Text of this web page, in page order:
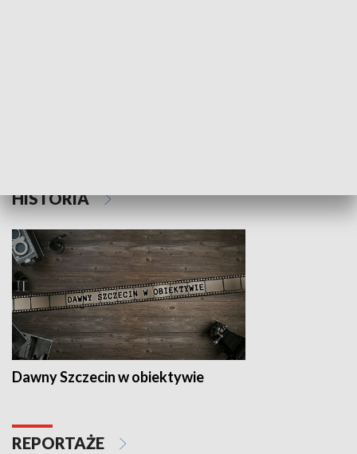
HISTORIA
Dawny Szczecin w obiektywie
REPORTAŻE